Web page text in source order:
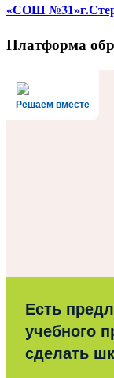
«СОШ
Платформа
Решаем вместе
Есть
учебного
сделать